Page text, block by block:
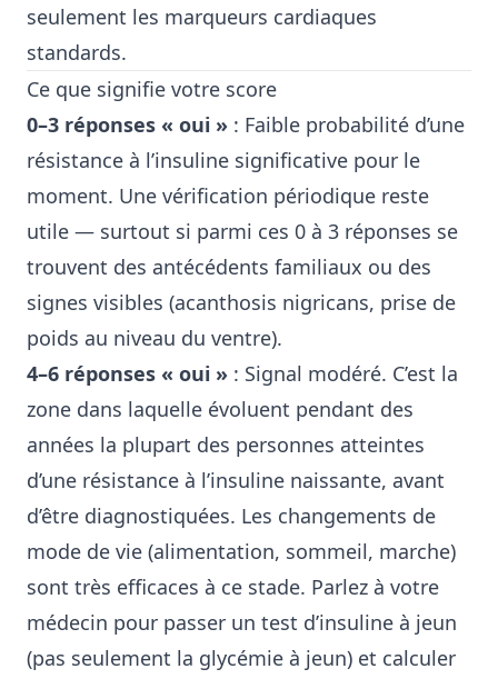
seulement les marqueurs cardiaques
standards.
Ce que signifie votre score
0–3 réponses « oui » : Faible probabilité d’une
résistance à l’insuline significative pour le
moment. Une vérification périodique reste
utile — surtout si parmi ces 0 à 3 réponses se
trouvent des antécédents familiaux ou des
signes visibles (acanthosis nigricans, prise de
poids au niveau du ventre).
4–6 réponses « oui » : Signal modéré. C’est la
zone dans laquelle évoluent pendant des
années la plupart des personnes atteintes
d’une résistance à l’insuline naissante, avant
d’être diagnostiquées. Les changements de
mode de vie (alimentation, sommeil, marche)
sont très efficaces à ce stade. Parlez à votre
médecin pour passer un test d’insuline à jeun
(pas seulement la glycémie à jeun) et calculer